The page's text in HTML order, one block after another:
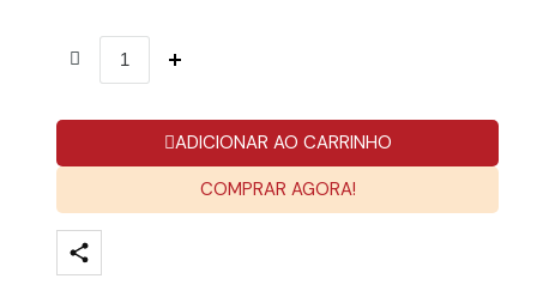
ADICIONAR AO CARRINHO
COMPRAR AGORA!